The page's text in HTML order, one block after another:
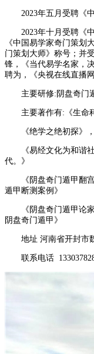
2023年五月受聘《
2023年十月受聘《
《中国易学家奇门策划
门策划大师》称号；并
锋，《当代易学名家，
聘为，《央视在线直播
主要研修:阴盘奇门
主要著作有:《生命
《绝学之绝初探》
《易经文化为和谐
代。》
《阴盘奇门遁甲翻
遁甲断测案例》
《阴盘奇门遁甲论
阴盘奇门遁甲》
地址 河南省开封市
联系电话